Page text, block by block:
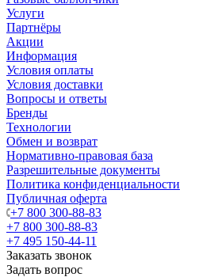
Услуги
Партнёры
Акции
Информация
Условия оплаты
Условия доставки
Вопросы и ответы
Бренды
Технологии
Обмен и возврат
Нормативно-правовая база
Разрешительные документы
Политика конфиденциальности
Публичная оферта
+7 800 300-88-83
+7 800 300-88-83
+7 495 150-44-11
Заказать звонок
Задать вопрос